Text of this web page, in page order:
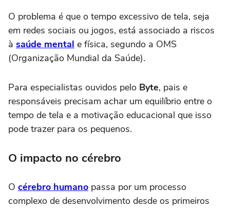
O problema é que o tempo excessivo de tela, seja
em redes sociais ou jogos, está associado a riscos
à saúde mental e física, segundo a OMS
(Organização Mundial da Saúde).
Para especialistas ouvidos pelo Byte, pais e
responsáveis precisam achar um equilíbrio entre o
tempo de tela e a motivação educacional que isso
pode trazer para os pequenos.
O impacto no cérebro
O cérebro humano passa por um processo
complexo de desenvolvimento desde os primeiros